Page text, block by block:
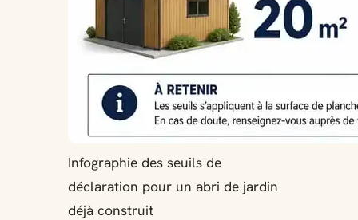
Infographie des seuils de
déclaration pour un abri de jardin
déjà construit